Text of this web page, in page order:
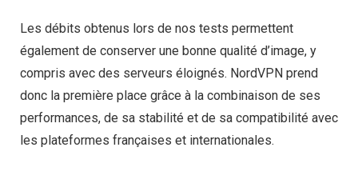
Les débits obtenus lors de nos tests permettent
également de conserver une bonne qualité d’image, y
compris avec des serveurs éloignés. NordVPN prend
donc la première place grâce à la combinaison de ses
performances, de sa stabilité et de sa compatibilité avec
les plateformes françaises et internationales.